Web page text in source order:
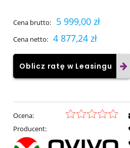
Cena brutto: 5 999,00 zł
Cena netto: 4 877,24 zł
Oblicz ratę w Leasingu
Ocena:
Producent: